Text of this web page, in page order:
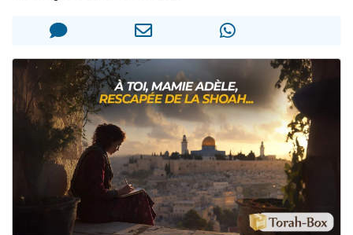
12 nouvelles musiques dans Torah-Box Music
3 personnes viennent de nous rejoindre sur WhatsApp
2 personnes viennent de nous rejoindre sur WhatsApp